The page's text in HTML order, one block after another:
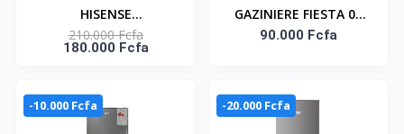
HISENSE
RÉFRIGÉRATEUR
COMBINÉ 259 LITRES -
RD-34DC4SB
210.000 Fcfa
180.000 Fcfa
GAZINIERE FIESTA 04
FEUX AUTOMATIQUE
90.000 Fcfa
-10.000 Fcfa -20.000 Fcfa